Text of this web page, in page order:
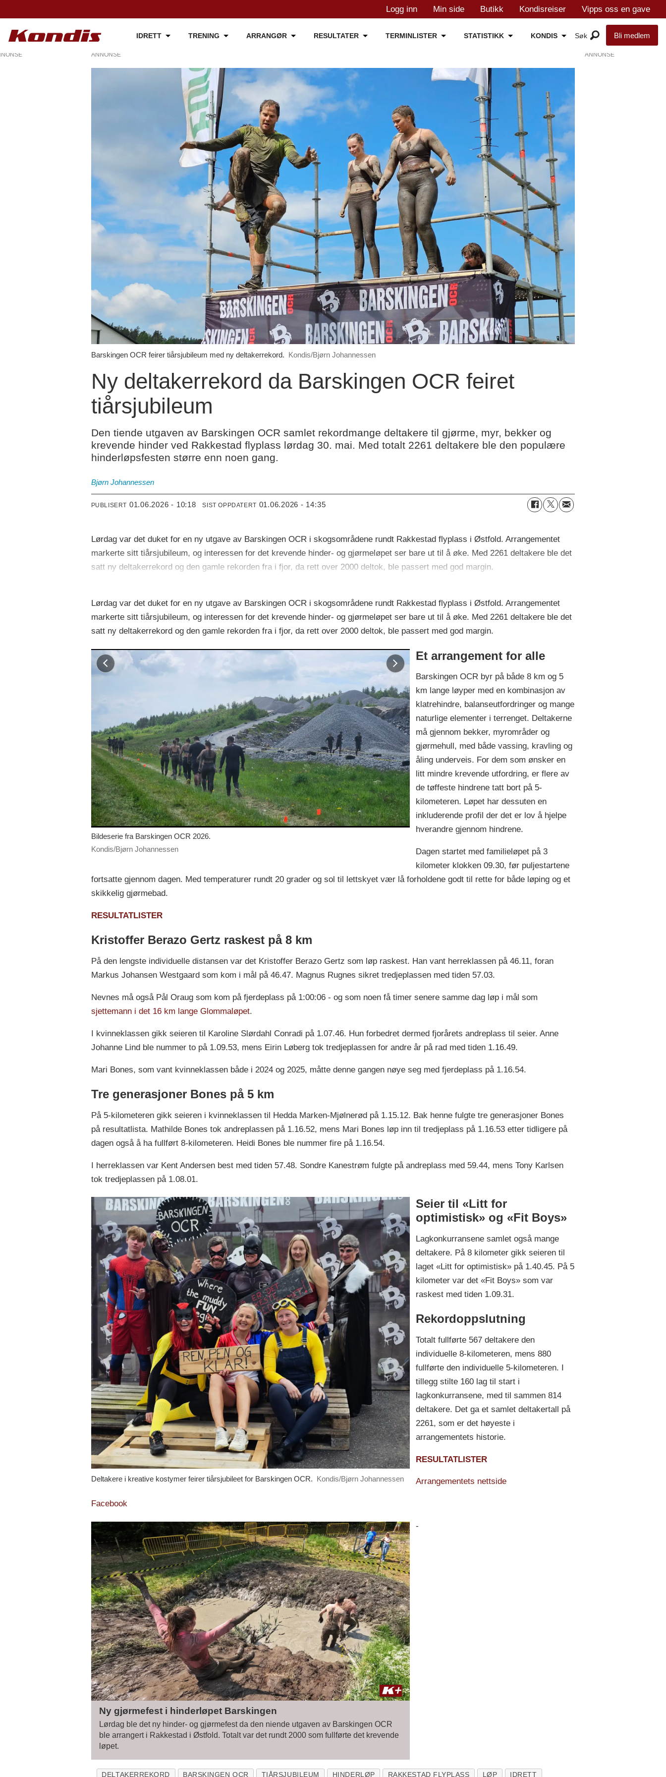
Logg inn Min side Butikk Kondisreiser Vipps oss en gave
IDRETT TRENING ARRANGØR RESULTATER TERMINLISTER STATISTIKK KONDIS Bli medlem
ANNONSE
Barskingen OCR feirer tiårsjubileum med ny deltakerrekord. Kondis/Bjørn Johannessen
Ny deltakerrekord da Barskingen OCR feiret
tiårsjubileum
Den tiende utgaven av Barskingen OCR samlet rekordmange deltakere til gjørme, myr, bekker og
krevende hinder ved Rakkestad flyplass lørdag 30. mai. Med totalt 2261 deltakere ble den populære
hinderløpsfesten større enn noen gang.
Bjørn Johannessen
PUBLISERT 01.06.2026 - 10:18 SIST OPPDATERT 01.06.2026 - 14:35
Lørdag var det duket for en ny utgave av Barskingen OCR i skogsområdene rundt Rakkestad flyplass i Østfold. Arrangementet
markerte sitt tiårsjubileum, og interessen for det krevende hinder- og gjørmeløpet ser bare ut til å øke. Med 2261 deltakere ble det
satt ny deltakerrekord og den gamle rekorden fra i fjor, da rett over 2000 deltok, ble passert med god margin.
Lørdag var det duket for en ny utgave av Barskingen OCR i skogsområdene rundt Rakkestad flyplass i Østfold. Arrangementet
markerte sitt tiårsjubileum, og interessen for det krevende hinder- og gjørmeløpet ser bare ut til å øke. Med 2261 deltakere ble det
satt ny deltakerrekord og den gamle rekorden fra i fjor, da rett over 2000 deltok, ble passert med god margin.
Bildeserie fra Barskingen OCR 2026.
Kondis/Bjørn Johannessen
Hinderløpet Barskingen OCR 2026. Rakkestad flyplass.
Kondis/Bjørn Johannessen
Et arrangement for alle
Barskingen OCR byr på både 8 km og 5
km lange løyper med en kombinasjon av
klatrehindre, balanseutfordringer og mange
naturlige elementer i terrenget. Deltakerne
må gjennom bekker, myrområder og
gjørmehull, med både vassing, kravling og
åling underveis. For dem som ønsker en
litt mindre krevende utfordring, er flere av
de tøffeste hindrene tatt bort på 5-
kilometeren. Løpet har dessuten en
inkluderende profil der det er lov å hjelpe
hverandre gjennom hindrene.
Dagen startet med familieløpet på 3
kilometer klokken 09.30, før puljestartene
fortsatte gjennom dagen. Med temperaturer rundt 20 grader og sol til lettskyet vær lå forholdene godt til rette for både løping og et
skikkelig gjørmebad.
RESULTATLISTER
Kristoffer Berazo Gertz raskest på 8 km
På den lengste individuelle distansen var det Kristoffer Berazo Gertz som løp raskest. Han vant herreklassen på 46.11, foran
Markus Johansen Westgaard som kom i mål på 46.47. Magnus Rugnes sikret tredjeplassen med tiden 57.03.
Nevnes må også Pål Oraug som kom på fjerdeplass på 1:00:06 - og som noen få timer senere samme dag løp i mål som
sjettemann i det 16 km lange Glommaløpet.
I kvinneklassen gikk seieren til Karoline Slørdahl Conradi på 1.07.46. Hun forbedret dermed fjorårets andreplass til seier. Anne
Johanne Lind ble nummer to på 1.09.53, mens Eirin Løberg tok tredjeplassen for andre år på rad med tiden 1.16.49.
Mari Bones, som vant kvinneklassen både i 2024 og 2025, måtte denne gangen nøye seg med fjerdeplass på 1.16.54.
Tre generasjoner Bones på 5 km
På 5-kilometeren gikk seieren i kvinneklassen til Hedda Marken-Mjølnerød på 1.15.12. Bak henne fulgte tre generasjoner Bones
på resultatlista. Mathilde Bones tok andreplassen på 1.16.52, mens Mari Bones løp inn til tredjeplass på 1.16.53 etter tidligere på
dagen også å ha fullført 8-kilometeren. Heidi Bones ble nummer fire på 1.16.54.
I herreklassen var Kent Andersen best med tiden 57.48. Sondre Kanestrøm fulgte på andreplass med 59.44, mens Tony Karlsen
tok tredjeplassen på 1.08.01.
Deltakere i kreative kostymer feirer tiårsjubileet for Barskingen OCR. Kondis/Bjørn Johannessen
Seier til «Litt for
optimistisk» og «Fit Boys»
Lagkonkurransene samlet også mange
deltakere. På 8 kilometer gikk seieren til
laget «Litt for optimistisk» på 1.40.45. På 5
kilometer var det «Fit Boys» som var
raskest med tiden 1.09.31.
Rekordoppslutning
Totalt fullførte 567 deltakere den
individuelle 8-kilometeren, mens 880
fullførte den individuelle 5-kilometeren. I
tillegg stilte 160 lag til start i
lagkonkurransene, med til sammen 814
deltakere. Det ga et samlet deltakertall på
2261, som er det høyeste i
arrangementets historie.
RESULTATLISTER
Arrangementets nettside
Facebook
Ny gjørmefest i hinderløpet Barskingen
Lørdag ble det ny hinder- og gjørmefest da den niende utgaven av Barskingen OCR
ble arrangert i Rakkestad i Østfold. Totalt var det rundt 2000 som fullførte det krevende
løpet.
-
DELTAKERREKORD BARSKINGEN OCR TIÅRSJUBILEUM HINDERLØP RAKKESTAD FLYPLASS LØP IDRETT
ANNONSE